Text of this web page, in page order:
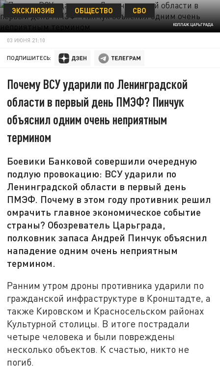
КОЛЛАЖ ЦАРЬГРАДА
ЭКСКЛЮЗИВ ОБЩЕСТВО СВО
03 ИЮНЯ 21:10
ПОДПИШИТЕСЬ:
Почему ВСУ ударили по Ленинградской
области в первый день ПМЭФ? Пинчук
объяснил одним очень неприятным
термином
Боевики Банковой совершили очередную
подлую провокацию: ВСУ ударили по
Ленинградской области в первый день
ПМЭФ. Почему в этом году противник решил
омрачить главное экономическое событие
страны? Обозреватель Царьграда,
полковник запаса Андрей Пинчук объяснил
нападение одним очень неприятным
термином.
Ранним утром дроны противника ударили по
гражданской инфраструктуре в Кронштадте, а
также Кировском и Красносельском районах
Культурной столицы. В итоге пострадали
четыре человека и были повреждены
несколько объектов. К счастью, никто не
погиб.